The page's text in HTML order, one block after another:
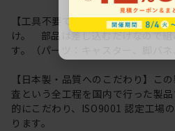
【工具不要でかんたん組み立て】
け。 部品は差し込むだけなので組
す。（パーツ：キャスター、脚バネ
【日本製・品質へのこだわり】こ
査という全工程を国内で行った製
的にこだわり、ISO9001 認定工場
ります。